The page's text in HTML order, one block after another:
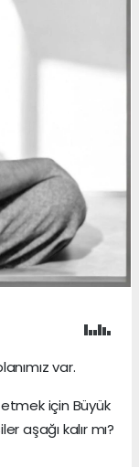
var.
için Büyük
aşağı kalır mı?